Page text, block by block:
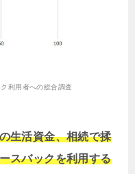
利用者への総合調査
生活資金、相続で揉
スバックを利用する